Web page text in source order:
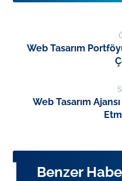
Web Tasarım
Web Tasarım
Benzer